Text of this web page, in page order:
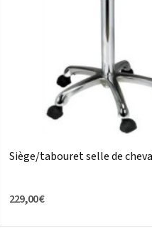
Siège/tabouret selle de
229,00 €